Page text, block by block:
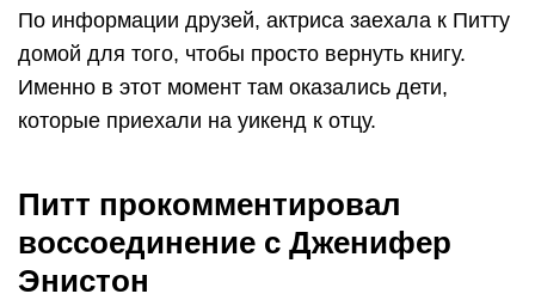
По информации друзей, актриса заехала к Питту
домой для того, чтобы просто вернуть книгу.
Именно в этот момент там оказались дети,
которые приехали на уикенд к отцу.
Питт прокомментировал
воссоединение с Дженифер
Энистон